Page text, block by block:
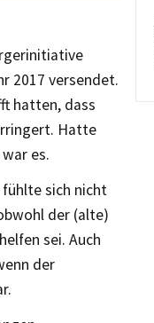
2017 versendet.
hatten, dass
Hatte
es.
fühlte sich nicht
der (alte)
sei. Auch
der